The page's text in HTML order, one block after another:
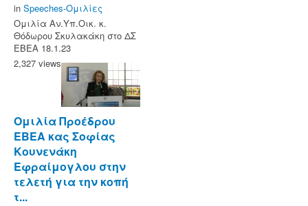
in Speeches-Ομιλίες
Ομιλία Αν.Υπ.Οικ. κ.
Θόδωρου Σκυλακάκη στο ΔΣ
ΕΒΕΑ 18.1.23
2,327 views
Ομιλία Προέδρου
ΕΒΕΑ κας Σοφίας
Κουνενάκη
Εφραίμογλου στην
τελετή για την κοπή
τ...